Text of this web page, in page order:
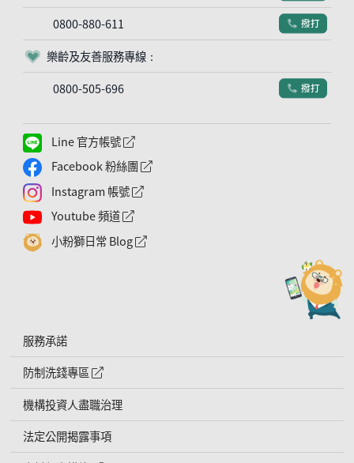
0800-880-611 電話符號
撥打
客服符號
樂齡及友善服務專線：
0800-505-696
電話符號
撥打
Line 官方帳號 外網連結符號
Facebook 粉絲團 外網連結符號
Instagram 帳號 外網連結符號
Youtube 頻道 外網連結符號
小粉獅日常 Blog 外網連結符號
服務承諾
防制洗錢專區
外網連結符號
機構投資人盡職治理
法定公開揭露事項